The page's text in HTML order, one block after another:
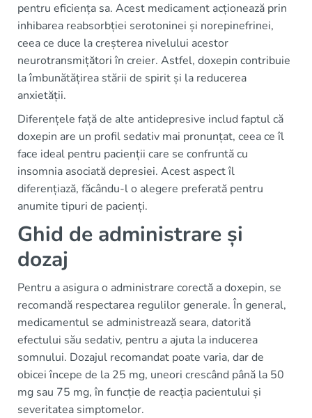
pentru eficiența sa. Acest medicament acționează prin
inhibarea reabsorbției serotoninei și norepinefrinei,
ceea ce duce la creșterea nivelului acestor
neurotransmițători în creier. Astfel, doxepin contribuie
la îmbunătățirea stării de spirit și la reducerea
anxietății.
Diferențele față de alte antidepresive includ faptul că
doxepin are un profil sedativ mai pronunțat, ceea ce îl
face ideal pentru pacienții care se confruntă cu
insomnia asociată depresiei. Acest aspect îl
diferențiază, făcându-l o alegere preferată pentru
anumite tipuri de pacienți.
Ghid de administrare și
dozaj
Pentru a asigura o administrare corectă a doxepin, se
recomandă respectarea regulilor generale. În general,
medicamentul se administrează seara, datorită
efectului său sedativ, pentru a ajuta la inducerea
somnului. Dozajul recomandat poate varia, dar de
obicei începe de la 25 mg, uneori crescând până la 50
mg sau 75 mg, în funcție de reacția pacientului și
severitatea simptomelor.